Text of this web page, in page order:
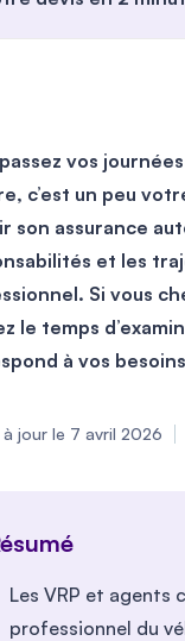
vos
c’est un peu
son assurance
et les
Si vous
le temps
à vos
à jour le 7 avril 2026
Les VRP et agents
professionnel du